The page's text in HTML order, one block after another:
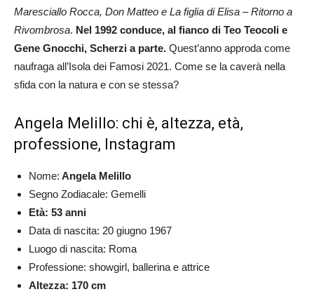
Maresciallo Rocca, Don Matteo e La figlia di Elisa – Ritorno a
Rivombrosa. Nel 1992 conduce, al fianco di Teo Teocoli e
Gene Gnocchi, Scherzi a parte. Quest’anno approda come
naufraga all’Isola dei Famosi 2021. Come se la caverà nella
sfida con la natura e con se stessa?
Angela Melillo: chi è, altezza, età,
professione, Instagram
Nome: Angela Melillo
Segno Zodiacale: Gemelli
Età: 53 anni
Data di nascita: 20 giugno 1967
Luogo di nascita: Roma
Professione: showgirl, ballerina e attrice
Altezza: 170 cm